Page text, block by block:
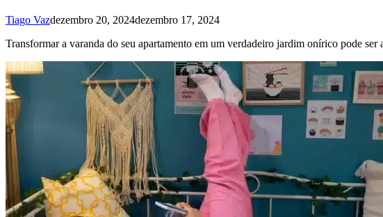
Tiago Vazdezembro 20, 2024dezembro 17, 2024
Transformar a varanda do seu apartamento em um verdadeiro jardim onírico pode